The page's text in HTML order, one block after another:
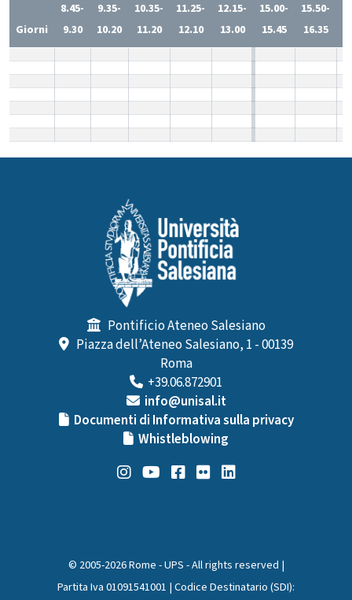
Giorni
8.45-
9.30
9.35-
10.20
10.35-
11.20
11.25-
12.10
12.15-
13.00
15.00-
15.45
15.50-
16.35
Pontificio Ateneo Salesiano
Piazza dell’Ateneo Salesiano, 1 - 00139
Roma
+39.06.872901
info@unisal.it
Documenti di Informativa sulla privacy
Whistleblowing
© 2005-2026 Rome - UPS - All rights reserved |
Partita Iva 01091541001 | Codice Destinatario (SDI):